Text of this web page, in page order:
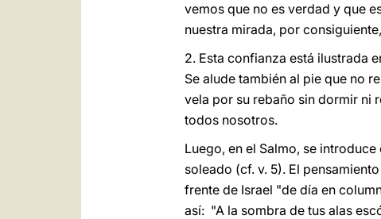
vemos que no es verdad y que
nuestra mirada, por
2. Esta confianza está ilustrada
Se alude también al pie que no
vela por su rebaño sin dormir ni
todos nosotros.
Luego, en el Salmo, se
soleado (cf. v. 5). El
frente de Israel "de día en
así: "A la sombra de tus alas